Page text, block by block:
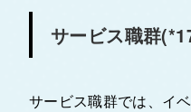
サービス職群
サービス職群では、イ